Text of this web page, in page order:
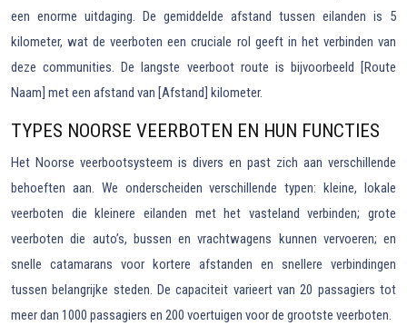
een enorme uitdaging. De gemiddelde afstand tussen eilanden is 5
kilometer, wat de veerboten een cruciale rol geeft in het verbinden van
deze communities. De langste veerboot route is bijvoorbeeld [Route
Naam] met een afstand van [Afstand] kilometer.
TYPES NOORSE VEERBOTEN EN HUN FUNCTIES
Het Noorse veerbootsysteem is divers en past zich aan verschillende
behoeften aan. We onderscheiden verschillende typen: kleine, lokale
veerboten die kleinere eilanden met het vasteland verbinden; grote
veerboten die auto’s, bussen en vrachtwagens kunnen vervoeren; en
snelle catamarans voor kortere afstanden en snellere verbindingen
tussen belangrijke steden. De capaciteit varieert van 20 passagiers tot
meer dan 1000 passagiers en 200 voertuigen voor de grootste veerboten.